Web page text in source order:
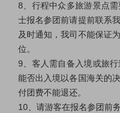
8、行程中众多旅游景点
士报名参团前请提前联系
及时通知，我司不能保证
位。
9、客人需自备入境或旅
能否出入境以各国海关的
付团费不能退还。
10、请游客在报名参团前